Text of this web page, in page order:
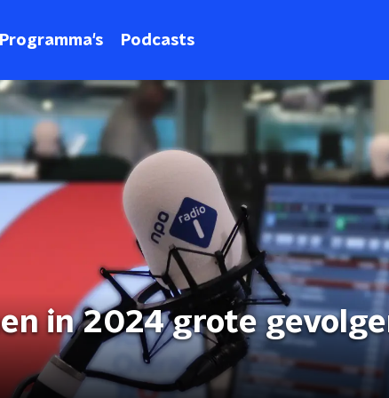
Programma's Podcasts
in 2024 grote